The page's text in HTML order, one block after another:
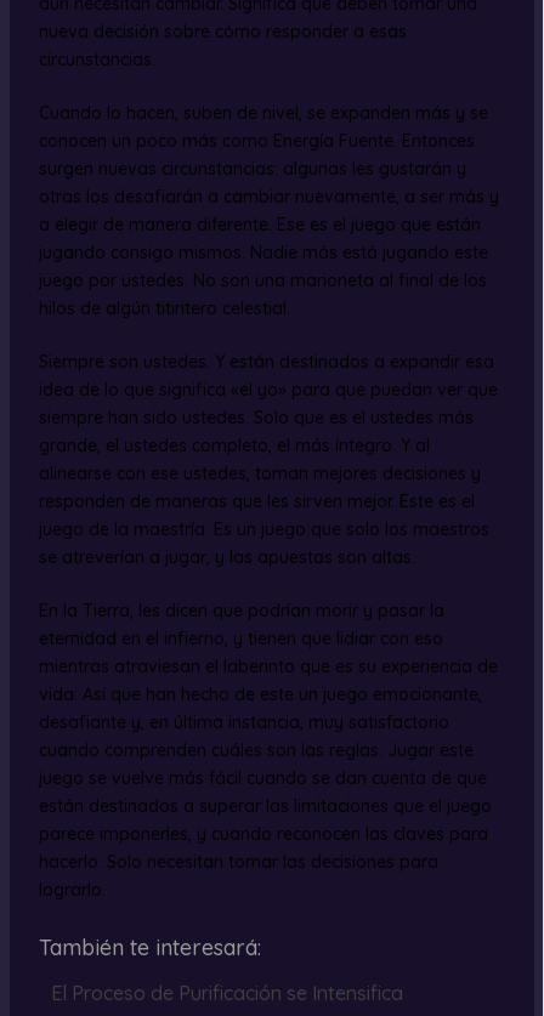
nueva decisión sobre cómo responder a esas
circunstancias.
Cuando lo hacen, suben de nivel, se expanden más y se
conocen un poco más como Energía Fuente. Entonces
surgen nuevas circunstancias: algunas les gustarán y
otras los desafiarán a cambiar nuevamente, a ser más y
a elegir de manera diferente. Ese es el juego que están
jugando consigo mismos. Nadie más está jugando este
juego por ustedes. No son una marioneta al final de los
hilos de algún titiritero celestial.
Siempre son ustedes. Y están destinados a expandir esa
idea de lo que significa «el yo» para que puedan ver que
siempre han sido ustedes. Solo que es el ustedes más
grande, el ustedes completo, el más íntegro. Y al
alinearse con ese ustedes, toman mejores decisiones y
responden de maneras que les sirven mejor. Este es el
juego de la maestría. Es un juego que solo los maestros
se atreverían a jugar, y las apuestas son altas.
En la Tierra, les dicen que podrían morir y pasar la
eternidad en el infierno, y tienen que lidiar con eso
mientras atraviesan el laberinto que es su experiencia de
vida. Así que han hecho de este un juego emocionante,
desafiante y, en última instancia, muy satisfactorio
cuando comprenden cuáles son las reglas. Jugar este
juego se vuelve más fácil cuando se dan cuenta de que
están destinados a superar las limitaciones que el juego
parece imponerles, y cuando reconocen las claves para
hacerlo. Solo necesitan tomar las decisiones para
lograrlo.
También te interesará:
El Proceso de Purificación se Intensifica